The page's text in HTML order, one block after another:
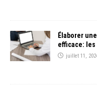
Élaborer
efficace:
juillet 11,